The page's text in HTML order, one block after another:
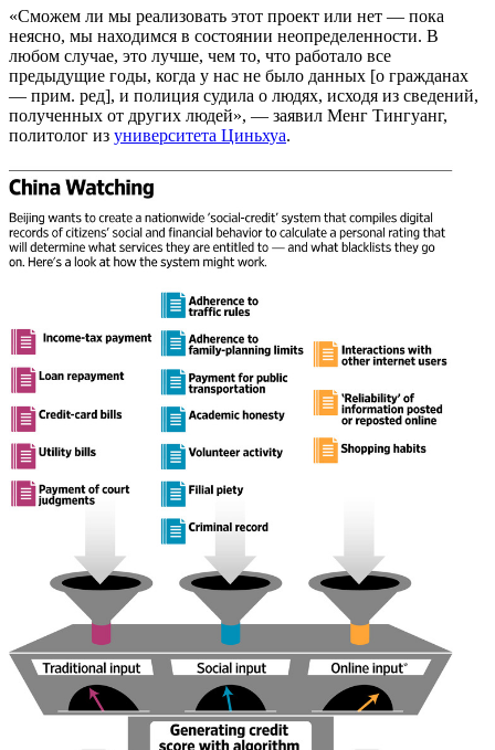
«Сможем ли мы реализовать этот проект или нет — пока
неясно, мы находимся в состоянии неопределенности. В
любом случае, это лучше, чем то, что работало все
предыдущие годы, когда у нас не было данных [о гражданах
— прим. ред], и полиция судила о людях, исходя из сведений,
полученных от других людей», — заявил Менг Тингуанг,
политолог из университета Циньхуа.